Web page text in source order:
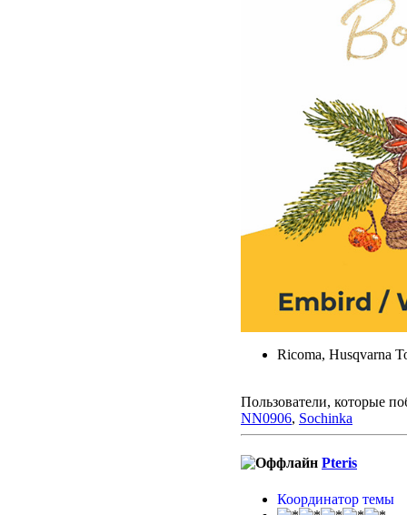
Ricoma, Husqvarna
Пользователи, которые
NN0906, Sochinka
Pteris
Координатор темы